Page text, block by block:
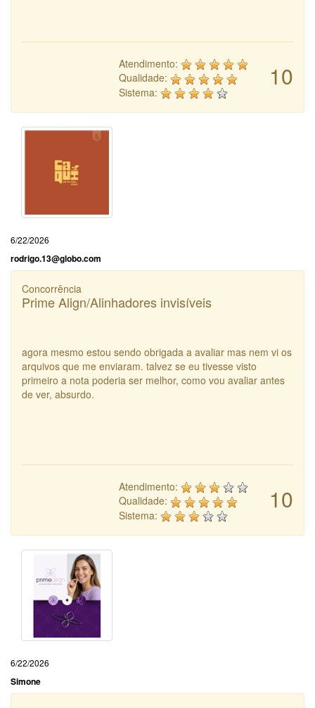
10
Atendimento:
Qualidade:
Sistema:
6/22/2026
rodrigo.13@globo.com
Concorrência
Prime Align/Alinhadores invisíveis
agora mesmo estou sendo obrigada a avaliar mas nem vi os
arquivos que me enviaram. talvez se eu tivesse visto
primeiro a nota poderia ser melhor, como vou avaliar antes
de ver, absurdo.
10
Atendimento:
Qualidade:
Sistema:
6/22/2026
Simone